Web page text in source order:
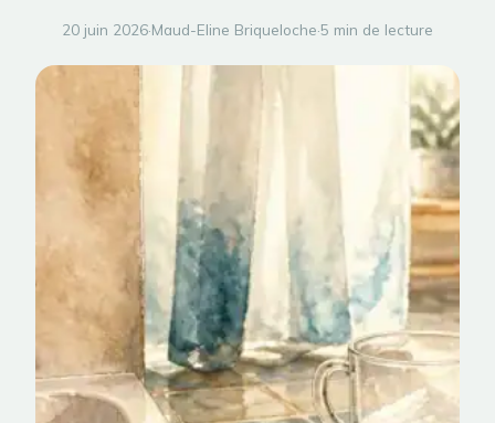
20 juin 2026·Maud-Eline Briqueloche·5 min de lecture